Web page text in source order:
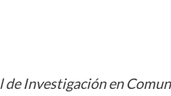
Investigación en